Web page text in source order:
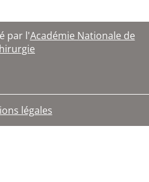
par l'Académie Nationale de
légales